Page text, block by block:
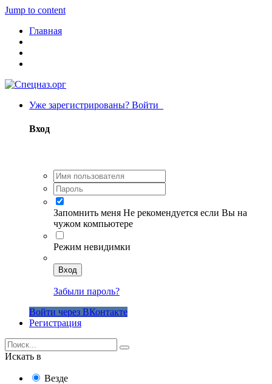
Jump to content
Главная
Уже зарегистрированы? Войти
Вход
Запомнить меня Не рекомендуется если Вы на
чужом компьютере
Режим невидимки
Вход
Забыли пароль?
Войти через ВКонтакте
Регистрация
Искать в
Везде